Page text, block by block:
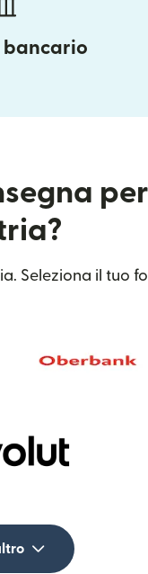
bancario
Seleziona il tuo